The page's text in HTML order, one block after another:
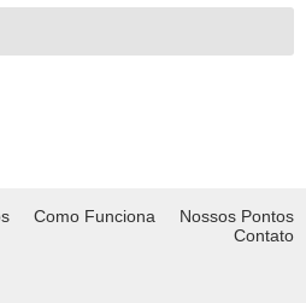
Como Funciona
Nossos Pontos
Contato